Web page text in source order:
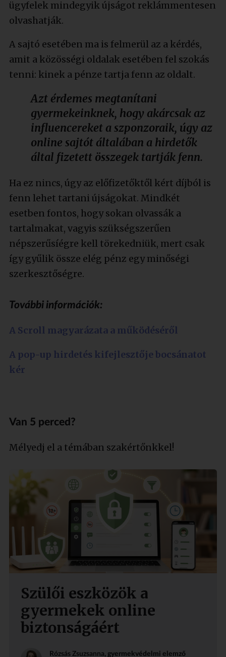
ügyfelek mindegyik újságot reklámmentesen
olvashatják.
A sajtó esetében ma is felmerül az a kérdés,
amit a közösségi oldalak esetében fel szokás
tenni: kinek a pénze tartja fenn az oldalt.
Azt érdemes megtanítani
gyermekeinknek, hogy akárcsak az
influencereket a szponzoraik, úgy az
online sajtót általában a hirdetők
által fizetett összegek tartják fenn.
Ha ez nincs, úgy az előfizetőktől kért díjból is
fenn lehet tartani újságokat. Mindkét
esetben fontos, hogy sokan olvassák a
tartalmakat, vagyis szükségszerűen
népszerűsíégre kell törekedniük, mert csak
így gyűlik össze elég pénz egy minőségi
szerkesztőségre.
További információk:
A Scroll magyarázata a működéséről
A pop-up hirdetés kifejlesztője bocsánatot
kér
Van 5 perced?
Mélyedj el a témában szakértőnkkel!
Szülői eszközök a
gyermekek online
biztonságáért
Rózsás Zsuzsanna, gyermekvédelmi elemző